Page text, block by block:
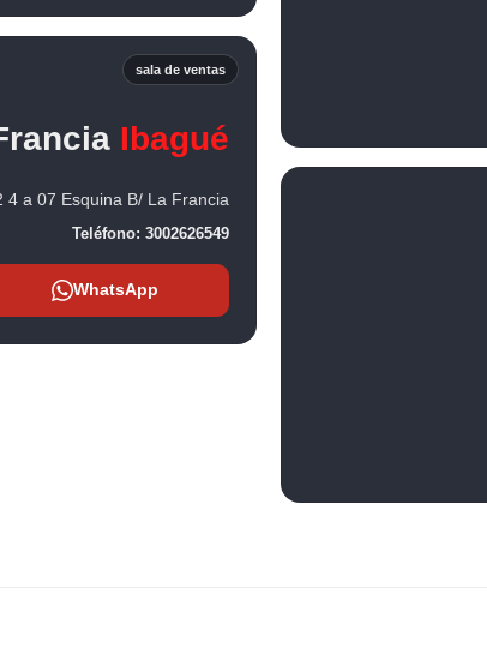
sala de ventas
Ibagué
4 a 07 Esquina B/ La Francia
Teléfono: 3002626549
WhatsApp